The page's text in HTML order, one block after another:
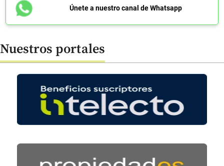
Únete a nuestro canal de Whatsapp
Nuestros portales